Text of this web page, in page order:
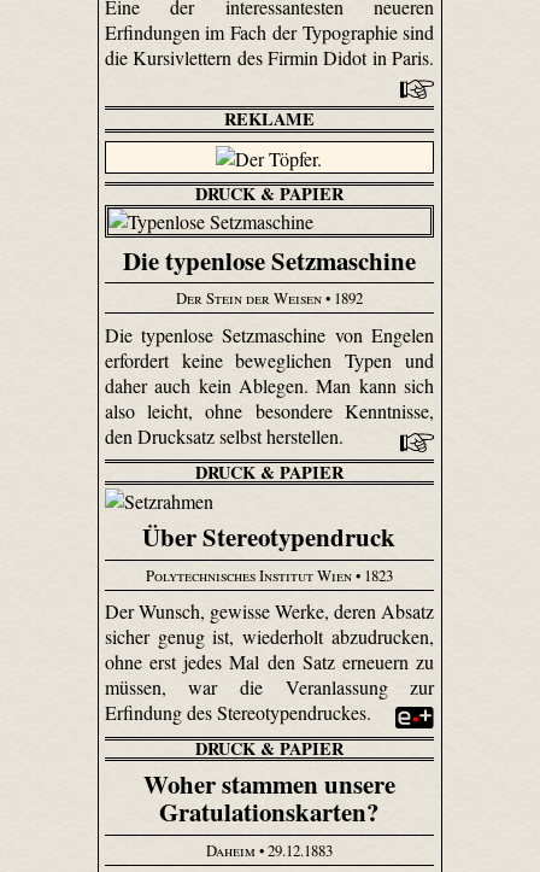
Eine der interessantesten neueren
Erfindungen im Fach der Typographie sind
die Kursivlettern des Firmin Didot in Paris.
REKLAME
DRUCK & PAPIER
Die typenlose Setzmaschine
Der Stein der Weisen• 1892
Die typenlose Setzmaschine von Engelen
erfordert keine beweglichen Typen und
daher auch kein Ablegen. Man kann sich
also leicht, ohne besondere Kenntnisse,
den Drucksatz selbst herstellen.
DRUCK & PAPIER
Über Stereotypendruck
Polytechnisches Institut Wien• 1823
Der Wunsch, gewisse Werke, deren Absatz
sicher genug ist, wiederholt abzudrucken,
ohne erst jedes Mal den Satz erneuern zu
müssen, war die Veranlassung zur
Erfindung des Stereotypendruckes.
DRUCK & PAPIER
Woher stammen unsere
Gratulationskarten?
Daheim• 29.12.1883